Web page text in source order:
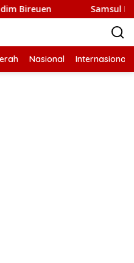
Samsul Bahri
Nasional Internasional